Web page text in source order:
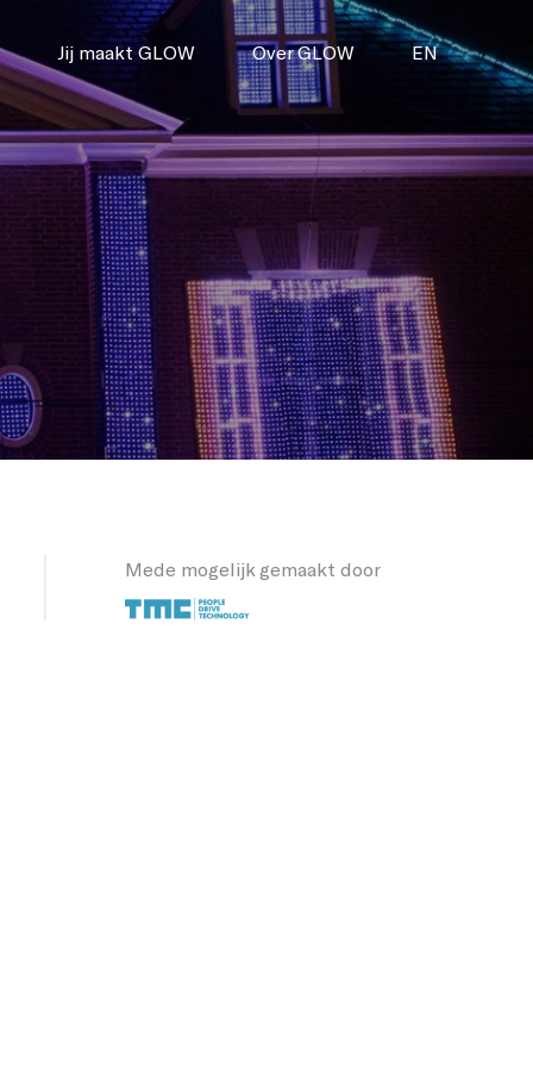
Jij maakt GLOW Over GLOW EN
Mede mogelijk gemaakt door